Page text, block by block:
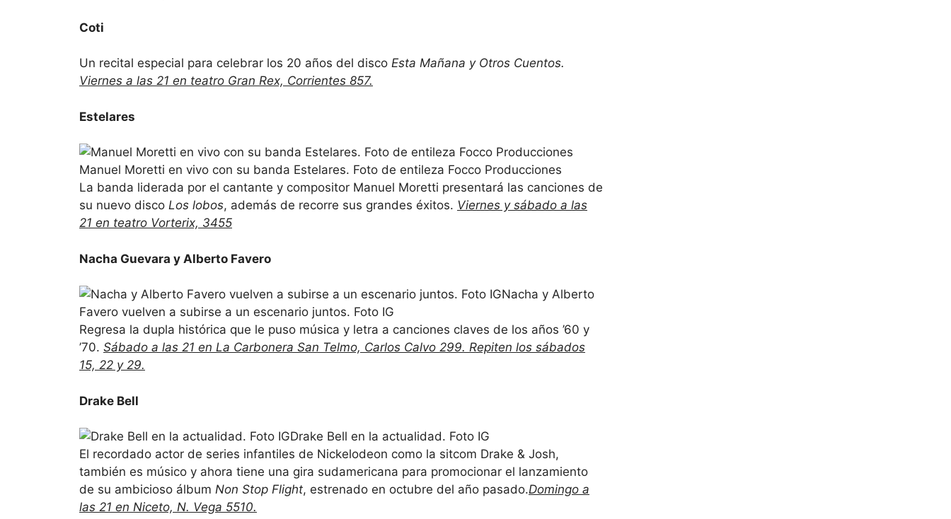
Coti
Un recital especial para celebrar los 20 años del disco Esta Mañana y Otros Cuentos.
Viernes a las 21 en teatro Gran Rex, Corrientes 857.
Estelares
Manuel Moretti en vivo con su banda Estelares. Foto de entileza Focco Producciones
La banda liderada por el cantante y compositor Manuel Moretti presentará las canciones de
su nuevo disco Los lobos, además de recorre sus grandes éxitos. Viernes y sábado a las
21 en teatro Vorterix, 3455
Nacha Guevara y Alberto Favero
Nacha y Alberto
Favero vuelven a subirse a un escenario juntos. Foto IG
Regresa la dupla histórica que le puso música y letra a canciones claves de los años ’60 y
’70. Sábado a las 21 en La Carbonera San Telmo, Carlos Calvo 299. Repiten los sábados
15, 22 y 29.
Drake Bell
Drake Bell en la actualidad. Foto IG
El recordado actor de series infantiles de Nickelodeon como la sitcom Drake & Josh,
también es músico y ahora tiene una gira sudamericana para promocionar el lanzamiento
de su ambicioso álbum Non Stop Flight, estrenado en octubre del año pasado.Domingo a
las 21 en Niceto, N. Vega 5510.